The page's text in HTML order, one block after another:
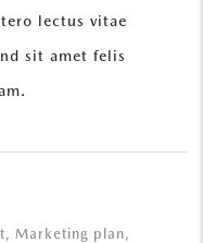
lectus vitae
sit amet felis
, Marketing plan,